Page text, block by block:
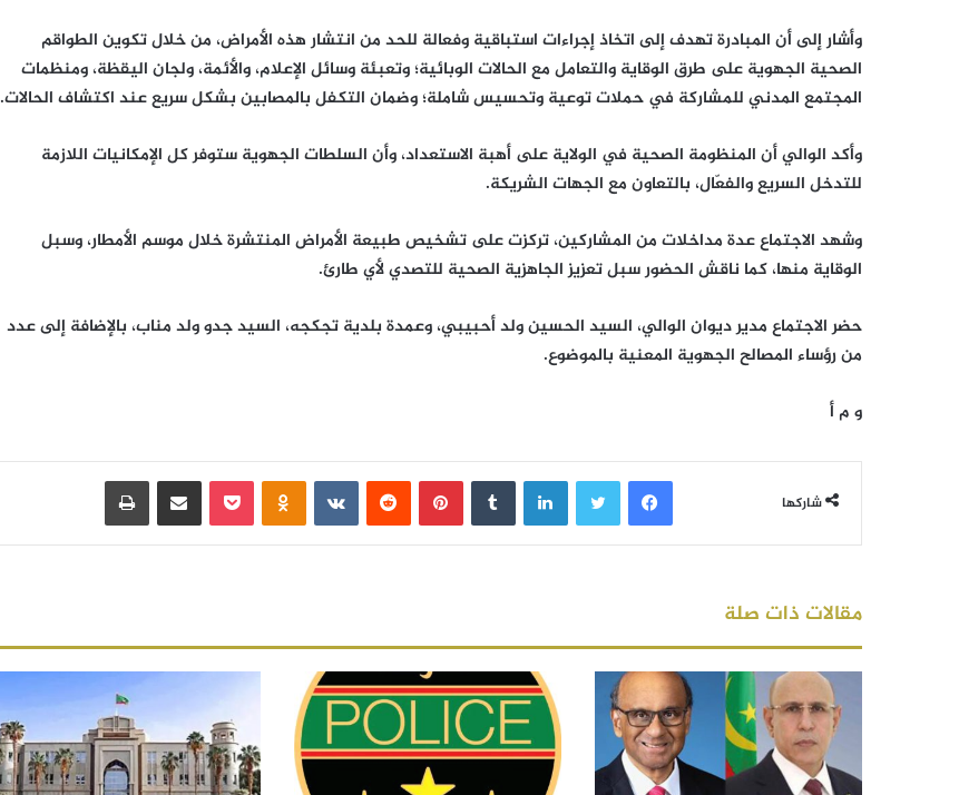
وأشار إلى أن المبادرة تهدف إلى اتخاذ إجراءات استباقية وفعالة للحد من انتشار هذه الأمراض، من خلال تكوين الطواقم
الصحية الجهوية على طرق الوقاية والتعامل مع الحالات الوبائية؛ وتعبئة وسائل الإعلام، والأئمة، ولجان اليقظة، ومنظمات
المجتمع المدني للمشاركة في حملات توعية وتحسيس شاملة؛ وضمان التكفل بالمصابين بشكل سريع عند اكتشاف الحالات.
وأكد الوالي أن المنظومة الصحية في الولاية على أهبة الاستعداد، وأن السلطات الجهوية ستوفر كل الإمكانيات اللازمة
للتدخل السريع والفعّال، بالتعاون مع الجهات الشريكة.
وشهد الاجتماع عدة مداخلات من المشاركين، تركزت على تشخيص طبيعة الأمراض المنتشرة خلال موسم الأمطار، وسبل
الوقاية منها، كما ناقش الحضور سبل تعزيز الجاهزية الصحية للتصدي لأي طارئ.
حضر الاجتماع مدير ديوان الوالي، السيد الحسين ولد أحبيبي، وعمدة بلدية تجكجه، السيد جدو ولد مناب، بالإضافة إلى عدد
من رؤساء المصالح الجهوية المعنية بالموضوع.
و م أ
شاركها
فيسبوك لينكدإن بينتيريست بوكيت مشاركة عبر البريد
مقالات ذات صلة